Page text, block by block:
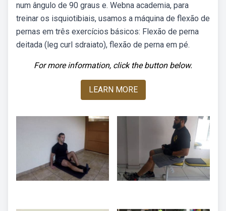
num ângulo de 90 graus e. Webna academia, para
treinar os isquiotibiais, usamos a máquina de flexão de
pernas em três exercícios básicos: Flexão de perna
deitada (leg curl sdraiato), flexão de perna em pé.
For more information, click the button below.
LEARN MORE